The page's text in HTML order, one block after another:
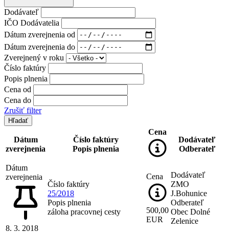
Dodávateľ
IČO Dodávatelia
Dátum zverejnenia od
Dátum zverejnenia do
Zverejnený v roku
Číslo faktúry
Popis plnenia
Cena od
Cena do
Zrušiť filter
Dátum
zverejnenia
Číslo faktúry
Popis plnenia
Cena
Dodávateľ
Odberateľ
Dátum
zverejnenia
8. 3. 2018
Číslo faktúry
25/2018
Popis plnenia
záloha pracovnej cesty
Cena
500,00
EUR
Dodávateľ
ZMO
J.Bohunice
Odberateľ
Obec Dolné
Zelenice